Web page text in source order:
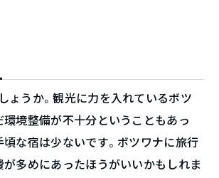
ょうか。観光に力を入れているボツ
環境整備が不十分ということもあっ
頃な宿は少ないです。ボツワナに旅行
が多めにあったほうがいいかもしれま